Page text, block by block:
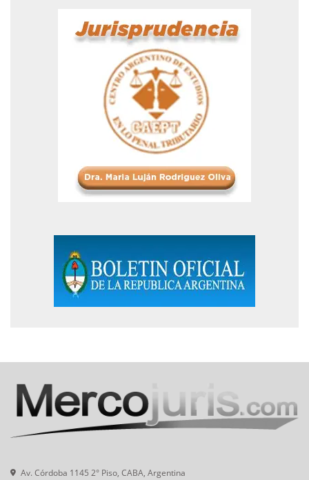
Av. Córdoba 1145 2° Piso, CABA, Argentina